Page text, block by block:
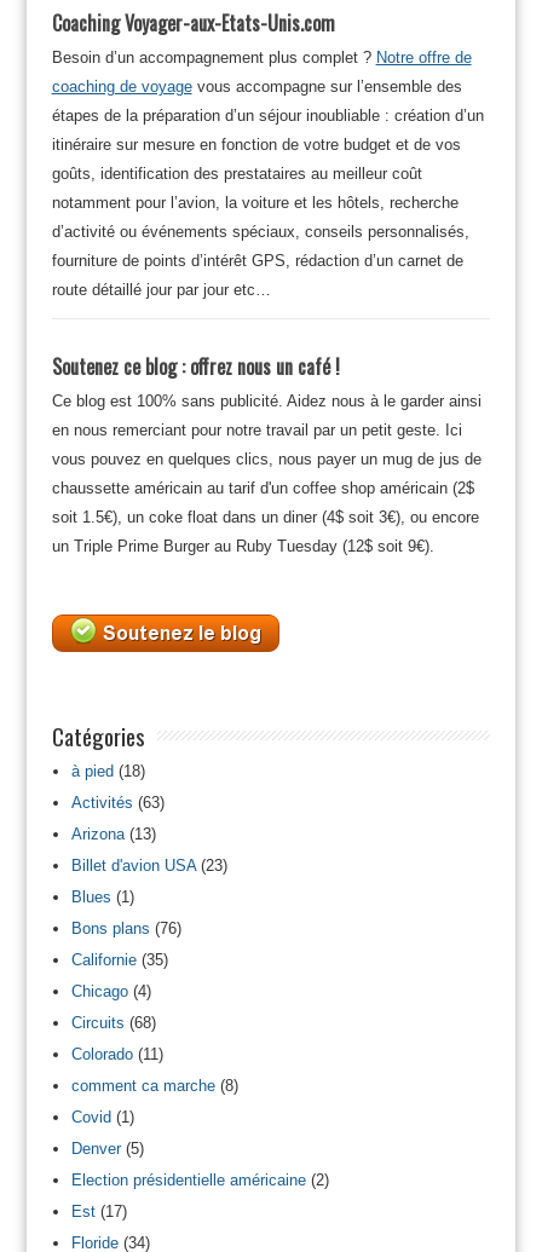
Coaching Voyager-aux-Etats-Unis.com
Besoin d’un accompagnement plus complet ? Notre offre de
coaching de voyagevous accompagne sur l’ensemble des
étapes de la préparation d’un séjour inoubliable : création d’un
itinéraire sur mesure en fonction de votre budget et de vos
goûts, identification des prestataires au meilleur coût
notamment pour l’avion, la voiture et les hôtels, recherche
d’activité ou événements spéciaux, conseils personnalisés,
fourniture de points d’intérêt GPS, rédaction d’un carnet de
route détaillé jour par jour etc…
Soutenez ce blog : offrez nous un café !
Ce blog est 100% sans publicité. Aidez nous à le garder ainsi
en nous remerciant pour notre travail par un petit geste. Ici
vous pouvez en quelques clics, nous payer un mug de jus de
chaussette américain au tarif d'un coffee shop américain (2$
soit 1.5€), un coke float dans un diner (4$ soit 3€), ou encore
un Triple Prime Burger au Ruby Tuesday (12$ soit 9€).
Catégories
à pied (18)
Activités (63)
Arizona(13)
Billet d'avion USA(23)
Blues (1)
Bons plans (76)
Californie(35)
Chicago(4)
Circuits (68)
Colorado(11)
comment ca marche(8)
Covid (1)
Denver(5)
Election présidentielle américaine(2)
Est(17)
Floride(34)